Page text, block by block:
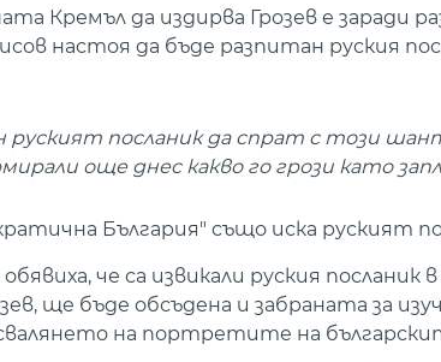
Кремъл да издирва Грозев е заради
настоя да бъде разпитан руския
руският посланик да спрат с този
още днес какво го грози като
България" също иска руският
че са извикали руския посланик
ще бъде обсъдена и забраната за
на портретите на